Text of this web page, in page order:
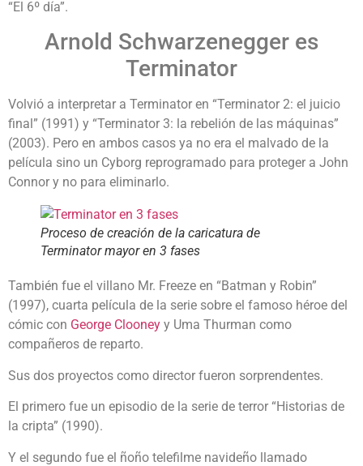
“El 6º día”.
Arnold Schwarzenegger es
Terminator
Volvió a interpretar a Terminator en “Terminator 2: el juicio
final” (1991) y “Terminator 3: la rebelión de las máquinas”
(2003). Pero en ambos casos ya no era el malvado de la
película sino un Cyborg reprogramado para proteger a John
Connor y no para eliminarlo.
Proceso de creación de la caricatura de
Terminator mayor en 3 fases
También fue el villano Mr. Freeze en “Batman y Robin”
(1997), cuarta película de la serie sobre el famoso héroe del
cómic con George Clooney y Uma Thurman como
compañeros de reparto.
Sus dos proyectos como director fueron sorprendentes.
El primero fue un episodio de la serie de terror “Historias de
la cripta” (1990).
Y el segundo fue el ñoño telefilme navideño llamado